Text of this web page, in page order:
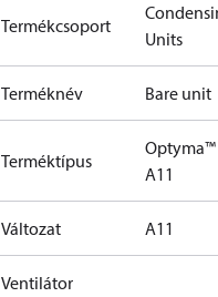
Termékcsoport
Units
Terméknév Bare unit
Terméktípus
Optyma™
A11
Változat A11
Ventilátor